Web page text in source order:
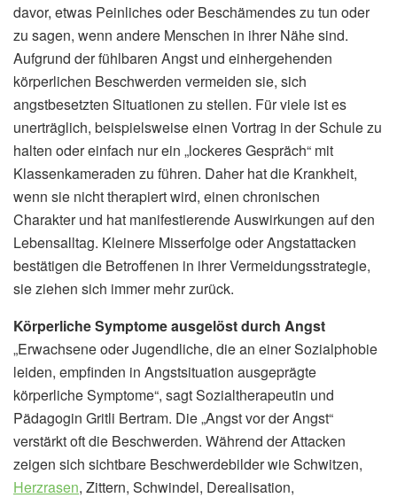
davor, etwas Peinliches oder Beschämendes zu tun oder
zu sagen, wenn andere Menschen in ihrer Nähe sind.
Aufgrund der fühlbaren Angst und einhergehenden
körperlichen Beschwerden vermeiden sie, sich
angstbesetzten Situationen zu stellen. Für viele ist es
unerträglich, beispielsweise einen Vortrag in der Schule zu
halten oder einfach nur ein „lockeres Gespräch“ mit
Klassenkameraden zu führen. Daher hat die Krankheit,
wenn sie nicht therapiert wird, einen chronischen
Charakter und hat manifestierende Auswirkungen auf den
Lebensalltag. Kleinere Misserfolge oder Angstattacken
bestätigen die Betroffenen in ihrer Vermeidungsstrategie,
sie ziehen sich immer mehr zurück.
Körperliche Symptome ausgelöst durch Angst
„Erwachsene oder Jugendliche, die an einer Sozialphobie
leiden, empfinden in Angstsituation ausgeprägte
körperliche Symptome“, sagt Sozialtherapeutin und
Pädagogin Gritli Bertram. Die „Angst vor der Angst“
verstärkt oft die Beschwerden. Während der Attacken
zeigen sich sichtbare Beschwerdebilder wie Schwitzen,
Herzrasen, Zittern, Schwindel, Derealisation,